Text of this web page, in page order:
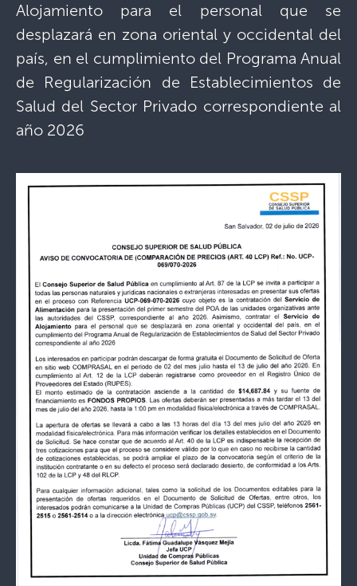
Alojamiento para el personal que se
desplazará en zona oriental y occidental del
país, en el cumplimiento del Programa Anual
de Regularización de Establecimientos de
Salud del Sector Privado correspondiente al
año 2026